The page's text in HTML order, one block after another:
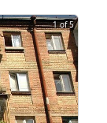
1 of 5